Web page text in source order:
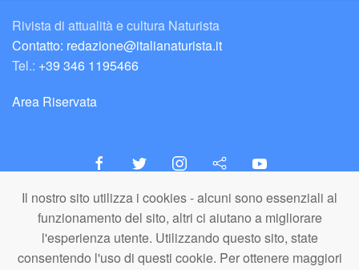
Il nostro sito utilizza i cookies - alcuni sono essenziali al
funzionamento del sito, altri ci aiutano a migliorare
l'esperienza utente. Utilizzando questo sito, state
consentendo l'uso di questi cookie. Per ottenere maggiori
Rivista di attualità e cultura Naturista
Contatto: redazione@italianaturista.it
Tel.: +39 346 1195466
Area Riservata
italiaNATURISTA
Editore e Redazione
A.N.ITA. Associazione Naturista Italiana (APS)
C.F. 80203710159